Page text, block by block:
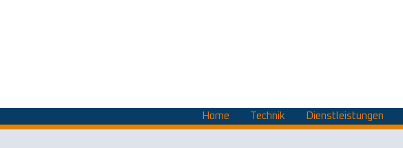
Home Technik Dienstleistungen